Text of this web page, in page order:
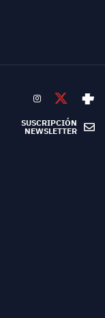
SUSCRIPCIÓN
NEWSLETTER